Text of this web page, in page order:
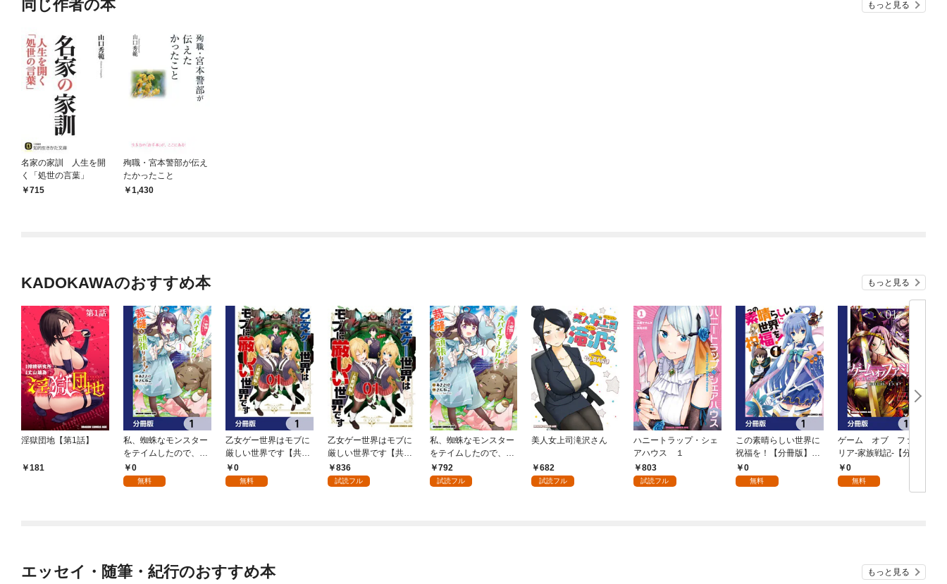
同じ作者の本 もっと見る
名家の家訓 人生を開
く「処世の言葉」
715
殉職・宮本警部が伝え
たかったこと
1,430
KADOKAWAのおすすめ本 もっと見る
淫獄団地【第1話】
181
私、蜘蛛なモンスター
をテイムしたので、ス
パイダーシルクで裁縫
を頑張ります！【分冊
0
無料
乙女ゲー世界はモブに
厳しい世界です【共和
国編】【分冊版】 1
0
無料
乙女ゲー世界はモブに
厳しい世界です【共和
国編】 ０１
836
試読フル
私、蜘蛛なモンスター
をテイムしたので、ス
パイダーシルクで裁縫
を頑張ります！ 1
792
試読フル
美人女上司滝沢さん
682
試読フル
ハニートラップ・シェ
アハウス １
803
試読フル
この素晴らしい世界に
祝福を！【分冊版】
1 0
無料
ゲーム オブ ファミ
リア-家族戦記-【分冊
版】 1
0
無料
エッセイ・随筆・紀行のおすすめ本 もっと見る